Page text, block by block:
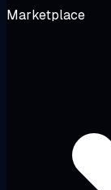
Marketplace